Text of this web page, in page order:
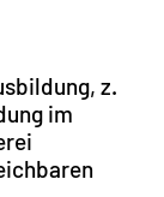
z.
im